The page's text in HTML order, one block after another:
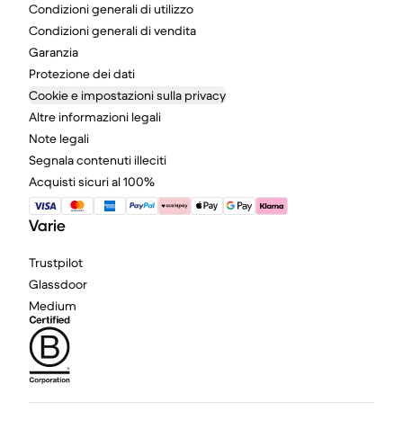
Condizioni generali di utilizzo
Condizioni generali di vendita
Garanzia
Protezione dei dati
Cookie e impostazioni sulla privacy
Altre informazioni legali
Note legali
Segnala contenuti illeciti
Acquisti sicuri al 100%
Varie
Trustpilot
Glassdoor
Medium